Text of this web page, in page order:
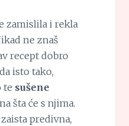
zamislila i rekla
ne znaš
recept dobro
isto tako,
te sušene
šta će s njima.
predivna,